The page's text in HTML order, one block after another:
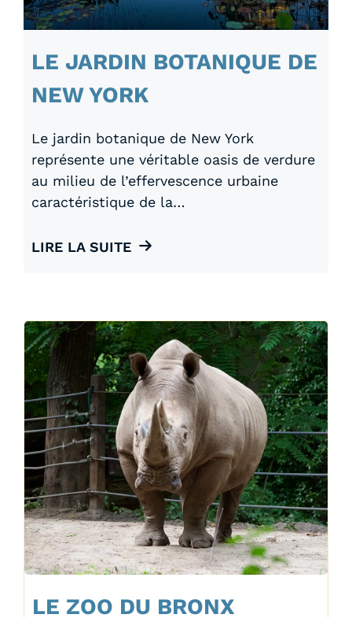
LE JARDIN BOTANIQUE DE
NEW YORK
Le jardin botanique de New York
représente une véritable oasis de verdure
au milieu de l’effervescence urbaine
caractéristique de la…
LIRE LA SUITE
LE ZOO DU BRONX